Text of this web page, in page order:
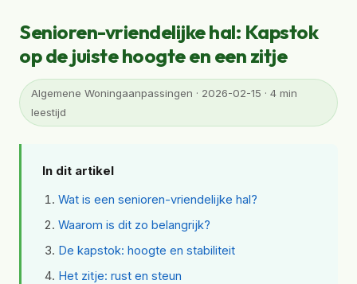
Senioren-vriendelijke hal: Kapstok
op de juiste hoogte en een zitje
Algemene Woningaanpassingen · 2026-02-15 · 4 min
leestijd
In dit artikel
Wat is een senioren-vriendelijke hal?
Waarom is dit zo belangrijk?
De kapstok: hoogte en stabiliteit
Het zitje: rust en steun